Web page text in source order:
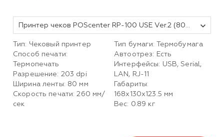
Принтер чеков POScenter RP-100 USE Ver.2 (80мм, 260 мм/сек, автоотрез, RS232+USB+LAN, alarm) черный
Тип: Чековый принтер
Способ печати:
Термопечать
Разрешение: 203 dpi
Ширина ленты: 80 мм
Скорость печати: 260 мм/
сек
Тип бумаги: Термобумага
Автоотрез: Есть
Интерфейсы: USB, Serial,
LAN, RJ-11
Габариты:
168x130x123.5 мм
Вес: 0.89 кг